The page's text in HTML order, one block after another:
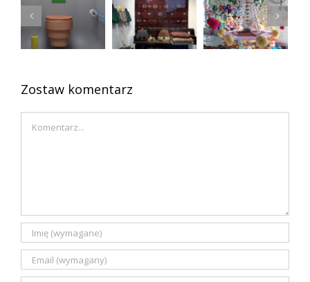
Kolorowa
łazienka
młode
przedmioty
vintage
zaginiona
polska
sztuka
Zostaw komentarz